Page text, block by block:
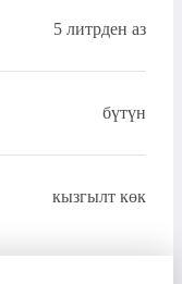
5 литрден аз
бүтүн
кызгылт көк